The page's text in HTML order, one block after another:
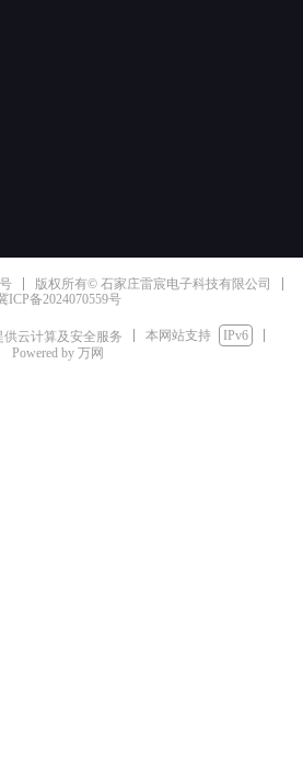
版权所有© 石家庄雷宸电子科技有限公司
ICP备2024070559号
云计算及安全服务 本网站支持
IPv6
Powered by 万网